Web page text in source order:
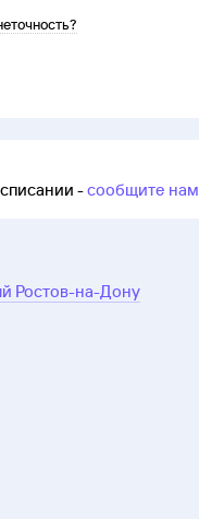
-сообщите нам
Ростов-на-Дону